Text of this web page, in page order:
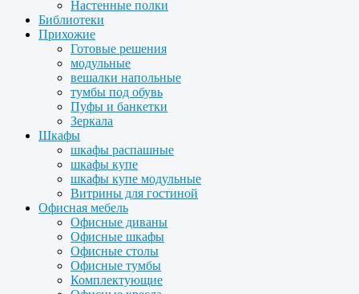
Настенные полки
Библиотеки
Прихожие
Готовые решения
модульные
вешалки напольные
тумбы под обувь
Пуфы и банкетки
Зеркала
Шкафы
шкафы распашные
шкафы купе
шкафы купе модульные
Витрины для гостиной
Офисная мебель
Офисные диваны
Офисные шкафы
Офисные столы
Офисные тумбы
Комплектующие